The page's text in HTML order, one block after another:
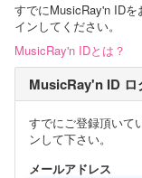
すでにMusicRay'n ID
インしてください。
MusicRay'n IDとは？
MusicRay'n ID ロ
すでにご登録頂いて
ンして下さい。
メールアドレス